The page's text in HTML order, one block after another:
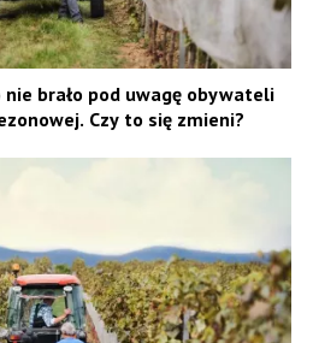
brało pod uwagę obywateli
Czy to się zmieni?